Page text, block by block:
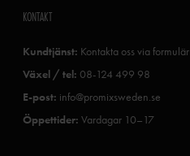
KONTAKT
Kundtjänst: Kontakta oss via formulär
Växel / tel: 08-124 499 98
E-post: info@promixsweden.se
Öppettider: Vardagar 10–17